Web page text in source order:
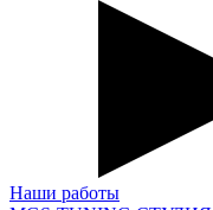
Наши работы